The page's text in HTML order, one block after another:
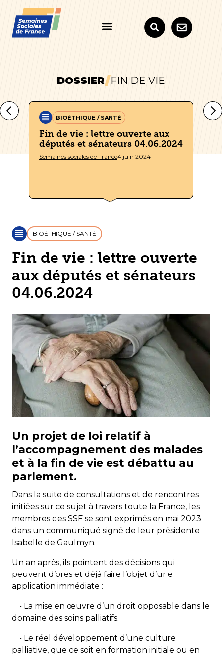
DOSSIER FIN DE VIE
BIOÉTHIQUE / SANTÉ
Fin de vie : lettre ouverte aux
députés et sénateurs 04.06.2024
Semaines sociales de France4 juin 2024
BIOÉTHIQUE / SANTÉ
Fin de vie : lettre ouverte
aux députés et sénateurs
04.06.2024
Un projet de loi relatif à
l’accompagnement des malades
et à la fin de vie est débattu au
parlement.
Dans la suite de consultations et de rencontres
initiées sur ce sujet à travers toute la France, les
membres des SSF se sont exprimés en mai 2023
dans un communiqué signé de leur présidente
Isabelle de Gaulmyn.
Un an après, ils pointent des décisions qui
peuvent d’ores et déjà faire l’objet d’une
application immédiate :
• La mise en œuvre d’un droit opposable dans le
domaine des soins palliatifs.
• Le réel développement d’une culture
palliative, que ce soit en formation initiale ou en